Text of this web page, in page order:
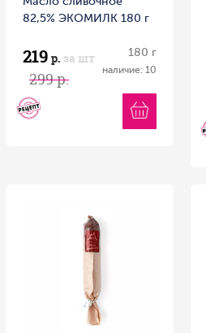
82,5% ЭКОМИЛК 180 г
219 р. за шт
299 р.
180 г
наличие: 10